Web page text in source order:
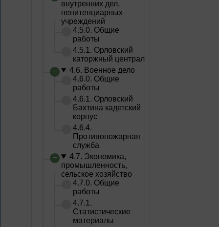
внутренних дел,
пенитенциарных
учреждений
4.5.0. Общие
работы
4.5.1. Орловский
каторжный централ
4.6. Военное дело
4.6.0. Общие
работы
4.6.1. Орловский
Бахтина кадетский
корпус
4.6.4.
Противопожарная
служба
4.7. Экономика,
промышленность,
сельское хозяйство
4.7.0. Общие
работы
4.7.1.
Статистические
материалы